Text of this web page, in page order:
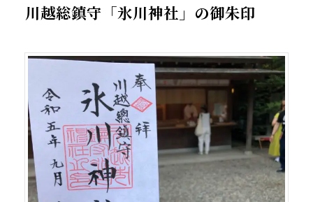
川越総鎮守「氷川神社」の御朱印